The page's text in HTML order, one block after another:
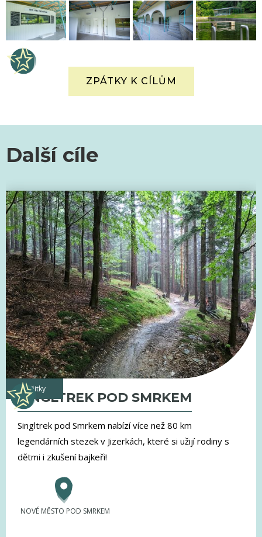
ZPÁTKY K CÍLŮM
Další cíle
zážitky
SINGLTREK POD SMRKEM
Singltrek pod Smrkem nabízí více než 80 km
legendárních stezek v Jizerkách, které si užijí rodiny s
dětmi i zkušení bajkeři!
NOVÉ MĚSTO POD SMRKEM